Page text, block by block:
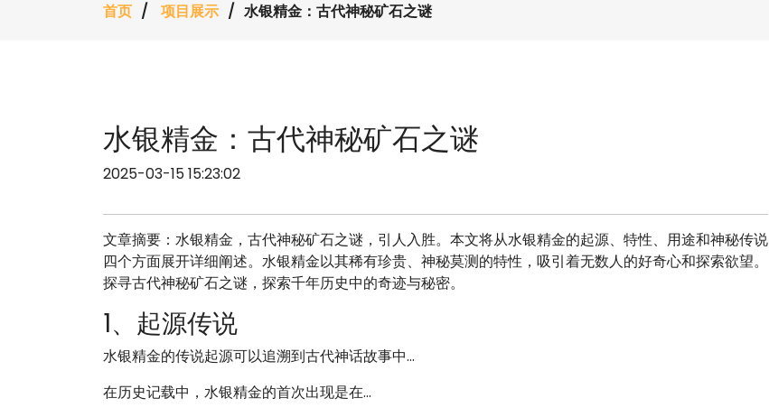
首页 项目展示 水银精金：古代神秘矿石之谜
水银精金：古代神秘矿石之谜
2025-03-15 15:23:02
文章摘要：水银精金，古代神秘矿石之谜，引人入胜。本文将从水银精金的起源、特性、用途和神秘传说
四个方面展开详细阐述。水银精金以其稀有珍贵、神秘莫测的特性，吸引着无数人的好奇心和探索欲望。
探寻古代神秘矿石之谜，探索千年历史中的奇迹与秘密。
1、起源传说
水银精金的传说起源可以追溯到古代神话故事中...
在历史记载中，水银精金的首次出现是在...